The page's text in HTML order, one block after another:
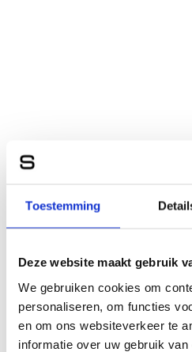
Toestemming
Deze website maakt gebruik
We gebruiken cookies om
personaliseren, om functies
en om ons websiteverkeer te
informatie over uw gebruik